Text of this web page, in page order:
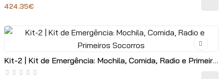
424.35€
Kit-2 | Kit de Emergência: Mochila, Comida, Radio e Primeiros Socorros